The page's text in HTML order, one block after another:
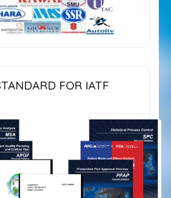
FOR IATF